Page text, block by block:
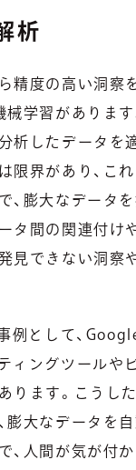
析
精度の高い洞察
械学習がありま
析したデータを
限界があり、こ
、膨大なデータを
タ間の関連付け
見できない洞察
例として、
ィングツールや
ります。こうし
膨大なデータを
、人間が気が付